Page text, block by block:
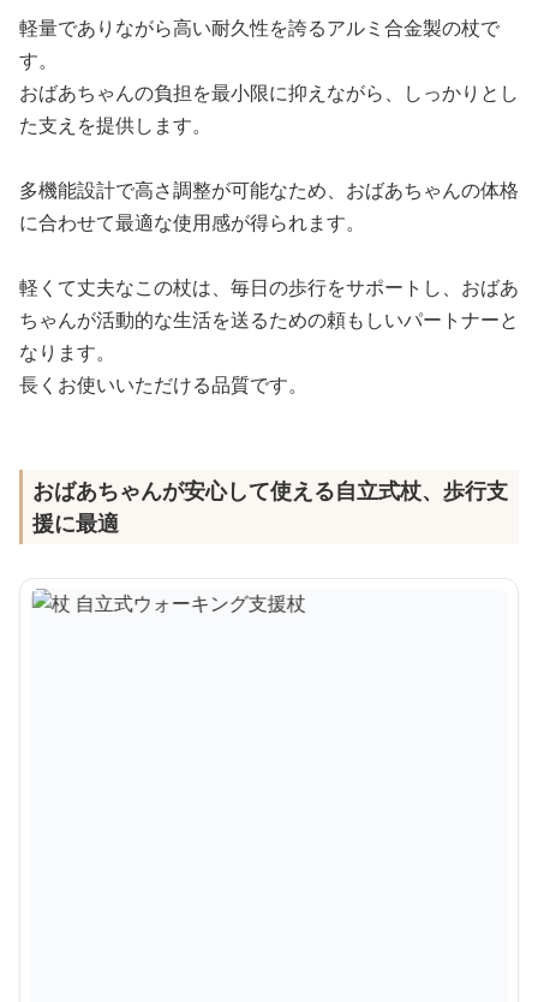
軽量でありながら高い耐久性を誇るアルミ合金製の杖で
す。
おばあちゃんの負担を最小限に抑えながら、しっかりとし
た支えを提供します。
多機能設計で高さ調整が可能なため、おばあちゃんの体格
に合わせて最適な使用感が得られます。
軽くて丈夫なこの杖は、毎日の歩行をサポートし、おばあ
ちゃんが活動的な生活を送るための頼もしいパートナーと
なります。
長くお使いいただける品質です。
おばあちゃんが安心して使える自立式杖、歩行支
援に最適